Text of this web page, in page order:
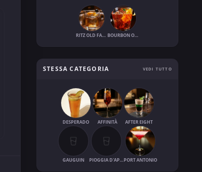
RITZ OLD FASHIONED BOURBON OLD-FASHIONED
STESSA CATEGORIA VEDI TUTTO
DESPERADO AFFINITÀ AFTER EIGHT
GAUGUIN PIOGGIA D'APRILEPORT ANTONIO